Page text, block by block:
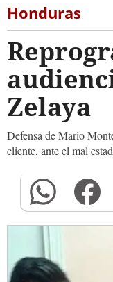
Honduras
Zelaya
Defensa de Mario
cliente, ante el mal